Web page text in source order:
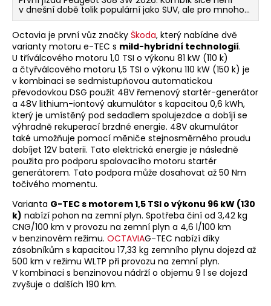
v dnešní době tolik populární jako SUV, ale pro mnoho
zákazníků stále dávají velký smysl. I pro Peugeot jsou
modely SUV ty prodávanější, ale pozornost věnuje
i těm ostatním. Po zhruba třech letech se proto
kombík nižší střední třídy Peugeot 308 dočkal
modernizace.
Octavia je první vůz značky Škoda, který nabídne dvě
varianty motoru e-TEC s mild-hybridní technologií.
U tříválcového motoru 1,0 TSI o výkonu 81 kW (110 k)
a čtyřválcového motoru 1,5 TSI o výkonu 110 kW (150 k) je
v kombinaci se sedmistupňovou automatickou
převodovkou DSG použit 48V řemenový startér-generátor
a 48V lithium-iontový akumulátor s kapacitou 0,6 kWh,
který je umístěný pod sedadlem spolujezdce a dobíjí se
výhradně rekuperací brzdné energie. 48V akumulátor
také umožňuje pomocí měniče stejnosměrného proudu
dobíjet 12V baterii. Tato elektrická energie je následně
použita pro podporu spalovacího motoru startér
generátorem. Tato podpora může dosahovat až 50 Nm
točivého momentu.
Varianta G-TEC s motorem 1,5 TSI o výkonu 96 kW (130
k) nabízí pohon na zemní plyn. Spotřeba činí od 3,42 kg
CNG/100 km v provozu na zemní plyn a 4,6 l/100 km
v benzinovém režimu. OCTAVIAG-TEC nabízí díky
zásobníkům s kapacitou 17,33 kg zemního plynu dojezd až
500 km v režimu WLTP při provozu na zemní plyn.
V kombinaci s benzinovou nádrží o objemu 9 l se dojezd
zvyšuje o dalších 190 km.